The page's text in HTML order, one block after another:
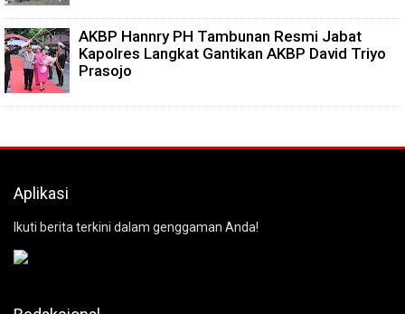
AKBP Hannry PH Tambunan Resmi Jabat
Kapolres Langkat Gantikan AKBP David Triyo
Prasojo
Aplikasi
Ikuti berita terkini dalam genggaman Anda!